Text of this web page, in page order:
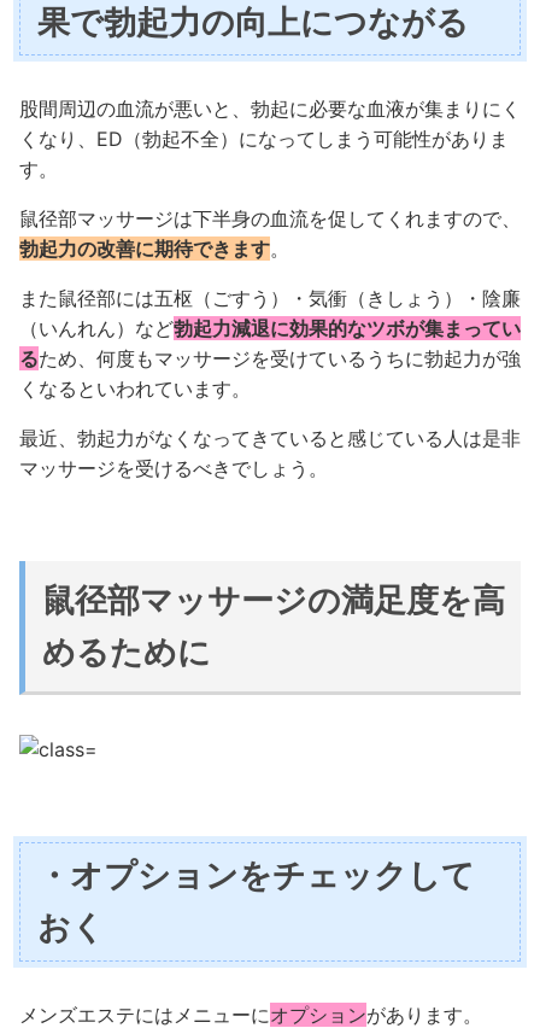
果で勃起力の向上につながる
股間周辺の血流が悪いと、勃起に必要な血液が集まりにく
くなり、ED（勃起不全）になってしまう可能性がありま
す。
鼠径部マッサージは下半身の血流を促してくれますので、
勃起力の改善に期待できます。
また鼠径部には五枢（ごすう）・気衝（きしょう）・陰廉
（いんれん）など勃起力減退に効果的なツボが集まってい
るため、何度もマッサージを受けているうちに勃起力が強
くなるといわれています。
最近、勃起力がなくなってきていると感じている人は是非
マッサージを受けるべきでしょう。
鼠径部マッサージの満足度を高
めるために
・オプションをチェックして
おく
メンズエステにはメニューにオプションがあります。